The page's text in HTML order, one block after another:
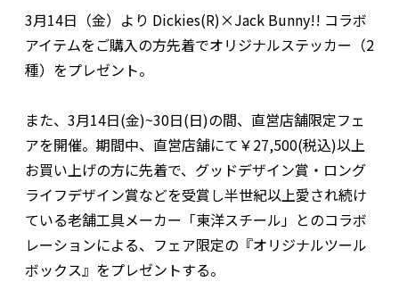
3月14日（金）より Dickies(R)×Jack Bunny!! コラボ
アイテムをご購入の方先着でオリジナルステッカー（2
種）をプレゼント。
また、3月14日(金)~30日(日)の間、直営店舗限定フェ
アを開催。期間中、直営店舗にて￥27,500(税込)以上
お買い上げの方に先着で、グッドデザイン賞・ロング
ライフデザイン賞などを受賞し半世紀以上愛され続け
ている老舗工具メーカー「東洋スチール」とのコラボ
レーションによる、フェア限定の『オリジナルツール
ボックス』をプレゼントする。